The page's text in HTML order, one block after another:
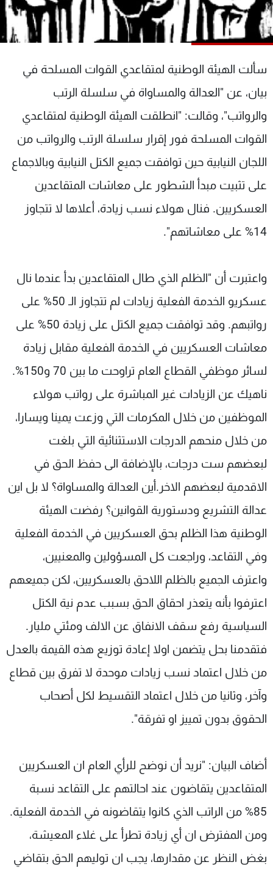
سألت الهيئة الوطنية لمتقاعدي القوات المسلحة في
بيان، عن "العدالة والمساواة في سلسلة الرتب
والرواتب"، وقالت: "انطلقت الهيئة الوطنية لمتقاعدي
القوات المسلحة فور إقرار سلسلة الرتب والرواتب من
اللجان النيابية حين توافقت جميع الكتل النيابية وبالاجماع
على تثبيت مبدأ الشطور على معاشات المتقاعدين
العسكريين. فنال هولاء نسب زيادة، أعلاها لا تتجاوز
14% على معاشاتهم".
واعتبرت أن "الظلم الذي طال المتقاعدين بدأ عندما نال
عسكريو الخدمة الفعلية زيادات لم تتجاوز الـ 50% على
رواتبهم. وقد توافقت جميع الكتل على زيادة 50% على
معاشات العسكريين في الخدمة الفعلية مقابل زيادة
لسائر موظفي القطاع العام تراوحت ما بين 70 و150%.
ناهيك عن الزيادات غير المباشرة على رواتب هولاء
الموظفين من خلال المكرمات التي وزعت يمينا ويسارا،
من خلال منحهم الدرجات الاستثنائية التي بلغت
لبعضهم ست درجات، بالإضافة الى حفظ الحق في
الاقدمية لبعضهم الاخر.أين العدالة والمساواة؟ لا بل اين
عدالة التشريع ودستورية القوانين؟ رفضت الهيئة
الوطنية هذا الظلم بحق العسكريين في الخدمة الفعلية
وفي التقاعد، وراجعت كل المسؤولين والمعنيين،
واعترف الجميع بالظلم اللاحق بالعسكريين، لكن جميعهم
اعترفوا بأنه يتعذر احقاق الحق بسبب عدم نية الكتل
السياسية رفع سقف الانفاق عن الالف ومئتي مليار.
فتقدمنا بحل يتضمن اولا إعادة توزيع هذه القيمة بالعدل
من خلال اعتماد نسب زيادات موحدة لا تفرق بين قطاع
وآخر، وثانيا من خلال اعتماد التقسيط لكل أصحاب
الحقوق بدون تمييز او تفرقة".
أضاف البيان: "نريد أن نوضح للرأي العام ان العسكريين
المتقاعدين يتقاضون عند احالتهم على التقاعد نسبة
85% من الراتب الذي كانوا يتقاضونه في الخدمة الفعلية.
ومن المفترض ان أي زيادة تطرأ على غلاء المعيشة،
بغض النظر عن مقدارها، يجب ان توليهم الحق بتقاضي
شاهد البرامج
الترددات
عن MTV
لاعلاناتكم
وظائف
شروط الإسـتخدام